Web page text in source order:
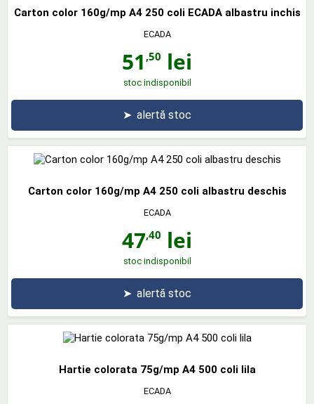
Carton color 160g/mp A4 250 coli ECADA albastru inchis
ECADA
51 ,50 lei
stoc indisponibil
➤ alertă stoc
Carton color 160g/mp A4 250 coli albastru deschis
ECADA
47,40 lei
stoc indisponibil
➤ alertă stoc
Hartie colorata 75g/mp A4 500 coli lila
ECADA